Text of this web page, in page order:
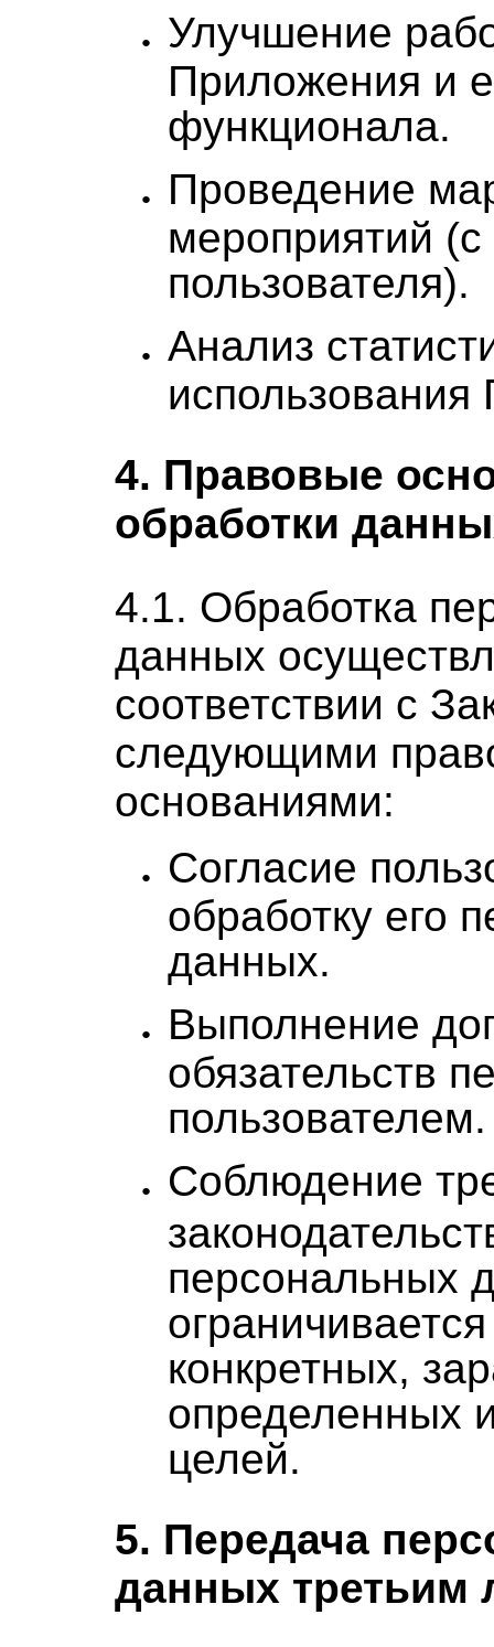
Улучшение
Приложения и
функционала.
Проведение
мероприятий (с
пользователя).
Анализ
4. Правовые
обработки
4.1. Обработка
данных
соответствии с
следующими
основаниями:
Согласие
обработку его
данных.
Выполнение
обязательств
пользователем.
Соблюдение
персональных
конкретных,
определенных
целей.
5. Передача
данных третьим